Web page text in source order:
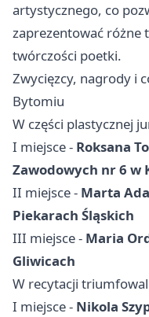
artystycznego, co
zaprezentować różne
twórczości poetki.
Zwycięzcy, nagrody i
Bytomiu
W części plastycznej
I miejsce - Roksana
Zawodowych nr 6 w
II miejsce - Marta
Piekarach Śląskich
III miejsce - Maria
Gliwicach
W recytacji
I miejsce - Nikola